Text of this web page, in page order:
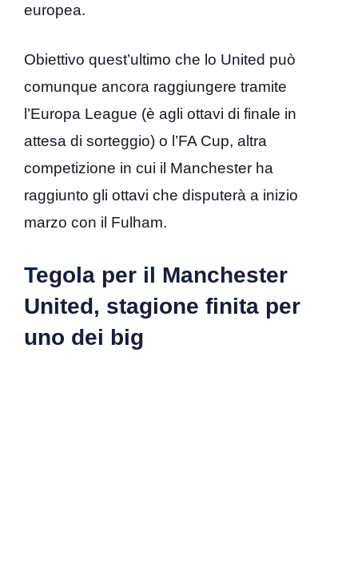
europea.
Obiettivo quest’ultimo che lo United può
comunque ancora raggiungere tramite
l’Europa League (è agli ottavi di finale in
attesa di sorteggio) o l’FA Cup, altra
competizione in cui il Manchester ha
raggiunto gli ottavi che disputerà a inizio
marzo con il Fulham.
Tegola per il Manchester
United, stagione finita per
uno dei big